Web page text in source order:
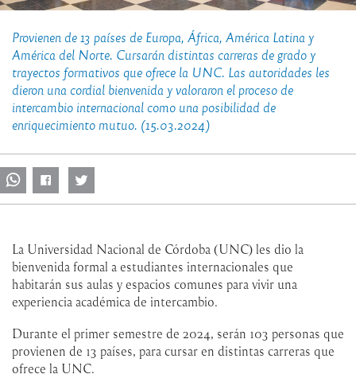
Provienen de 13 países de Europa, África, América Latina y
América del Norte. Cursarán distintas carreras de grado y
trayectos formativos que ofrece la UNC. Las autoridades les
dieron una cordial bienvenida y valoraron el proceso de
intercambio internacional como una posibilidad de
enriquecimiento mutuo. (15.03.2024)
La Universidad Nacional de Córdoba (UNC) les dio la
bienvenida formal a estudiantes internacionales que
habitarán sus aulas y espacios comunes para vivir una
experiencia académica de intercambio.
Durante el primer semestre de 2024, serán 103 personas que
provienen de 13 países, para cursar en distintas carreras que
ofrece la UNC.